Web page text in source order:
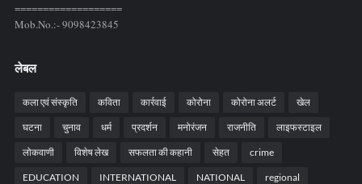
===================
Mob.No.:- 9098423845
लेबल
कला एवं संस्कृति कविता कार्रवाई कोरोना कोरोना अलर्ट खेल
घटना चुनाव धर्म प्रदर्शन मनोरंजन राजनीति लाइफस्टाइल
लोकवाणी विशेष लेख सफलता की कहानी सेहत crime
EDUCATION INTERNATIONAL NATIONAL regional